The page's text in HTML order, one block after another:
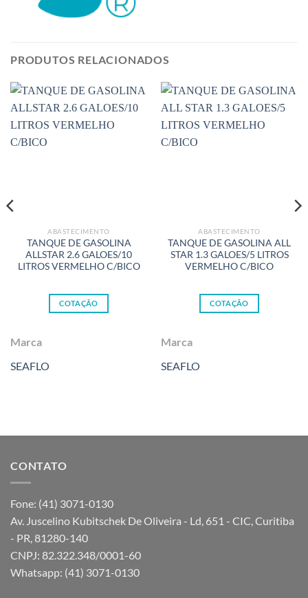
PRODUTOS RELACIONADOS
ABASTECIMENTO
TANQUE DE GASOLINA
ALLSTAR 2.6 GALOES/10
LITROS VERMELHO C/BICO
COTAÇÃO
Marca
SEAFLO
ABASTECIMENTO
TANQUE DE GASOLINA ALL
STAR 1.3 GALOES/5 LITROS
VERMELHO C/BICO
COTAÇÃO
Marca
SEAFLO
CONTATO
Fone: (41) 3071-0130
Av. Juscelino Kubitschek De Oliveira - Ld, 651 - CIC, Curitiba
- PR, 81280-140
CNPJ: 82.322.348/0001-60
Whatsapp: (41) 3071-0130